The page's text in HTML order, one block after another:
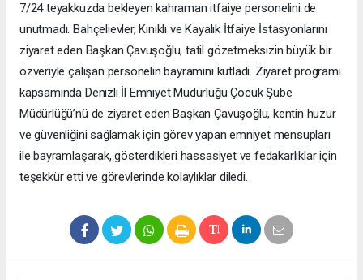
7/24 teyakkuzda bekleyen kahraman itfaiye personelini de
unutmadı. Bahçelievler, Kınıklı ve Kayalık İtfaiye İstasyonlarını
ziyaret eden Başkan Çavuşoğlu, tatil gözetmeksizin büyük bir
özveriyle çalışan personelin bayramını kutladı. Ziyaret programı
kapsamında Denizli İl Emniyet Müdürlüğü Çocuk Şube
Müdürlüğü’nü de ziyaret eden Başkan Çavuşoğlu, kentin huzur
ve güvenliğini sağlamak için görev yapan emniyet mensupları
ile bayramlaşarak, gösterdikleri hassasiyet ve fedakarlıklar için
teşekkür etti ve görevlerinde kolaylıklar diledi.